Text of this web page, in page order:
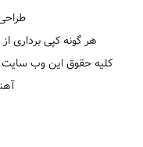
هر گونه کپی برداری
کلیه حقوق این وب